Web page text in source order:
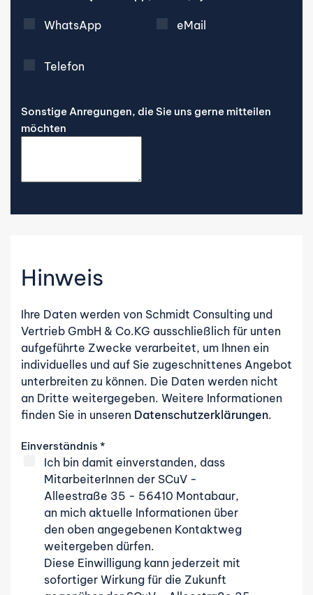
WhatsApp eMail
Telefon
Sonstige Anregungen, die Sie uns gerne mitteilen
möchten
Hinweis
Ihre Daten werden von Schmidt Consulting und
Vertrieb GmbH & Co.KG ausschließlich für unten
aufgeführte Zwecke verarbeitet, um Ihnen ein
individuelles und auf Sie zugeschnittenes Angebot
unterbreiten zu können. Die Daten werden nicht
an Dritte weitergegeben. Weitere Informationen
finden Sie in unseren Datenschutzerklärungen.
Einverständnis *
Ich bin damit einverstanden, dass
MitarbeiterInnen der SCuV -
Alleestraße 35 - 56410 Montabaur,
an mich aktuelle Informationen über
den oben angegebenen Kontaktweg
weitergeben dürfen.
Diese Einwilligung kann jederzeit mit
sofortiger Wirkung für die Zukunft